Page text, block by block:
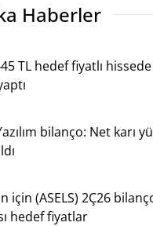
Haberler
TL hedef fiyatlı
bilanço: Net karı
için (ASELS) 2Ç26
hedef fiyatlar